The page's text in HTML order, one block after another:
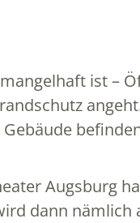
ist –
Augsburg
dann nämlich